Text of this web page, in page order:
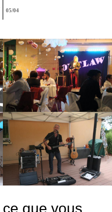
05/04
que vous